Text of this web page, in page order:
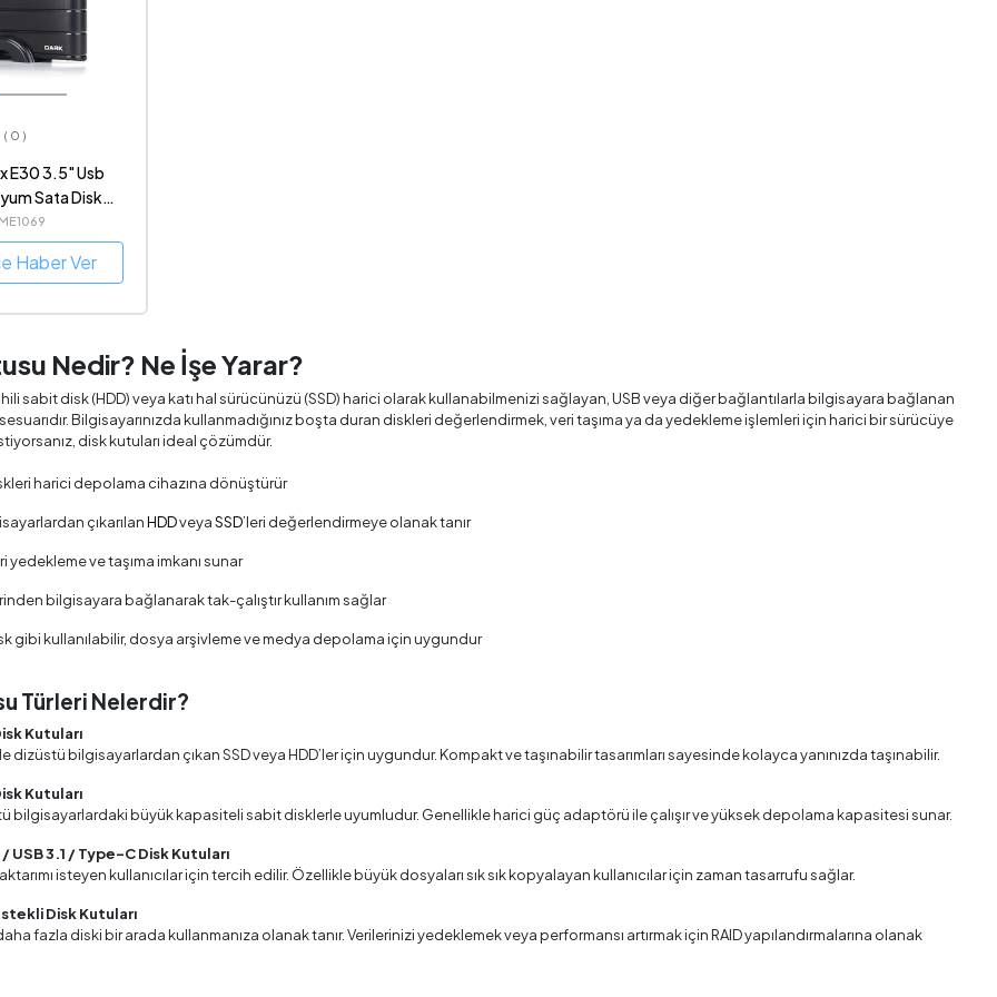
( 0 )
E30 3.5" Usb
Sata Disk
Dahil)(DK-
Haber Ver
Nedir? Ne İşe Yarar?
sabit disk (HDD) veya katı hal sürücünüzü (SSD) harici olarak kullanabilmenizi sağlayan, USB veya diğer bağlantılarla bilgisayara bağlanan
Bilgisayarınızda kullanmadığınız boşta duran diskleri değerlendirmek, veri taşıma ya da yedekleme işlemleri için harici bir sürücüye
disk kutuları ideal çözümdür.
harici depolama cihazına dönüştürür
çıkarılanHDDveyaSSD’leri değerlendirmeye olanak tanır
yedekleme ve taşıma imkanı sunar
bilgisayara bağlanarak tak-çalıştır kullanım sağlar
gibi kullanılabilir, dosya arşivleme ve medya depolama için uygundur
Türleri Nelerdir?
Kutuları
dizüstü bilgisayarlardan çıkan SSD veya HDD’ler için uygundur. Kompakt ve taşınabilir tasarımları sayesinde kolayca yanınızda taşınabilir.
Kutuları
bilgisayarlardaki büyük kapasiteli sabit disklerle uyumludur. Genellikle harici güç adaptörü ile çalışır ve yüksek depolama kapasitesi sunar.
/ USB 3.1 / Type-C Disk Kutuları
aktarımı isteyen kullanıcılar için tercih edilir. Özellikle büyük dosyaları sık sık kopyalayan kullanıcılar için zaman tasarrufu sağlar.
Disk Kutuları
fazla diski bir arada kullanmanıza olanak tanır. Verilerinizi yedeklemek veya performansı artırmak için RAID yapılandırmalarına olanak